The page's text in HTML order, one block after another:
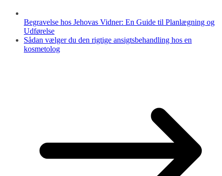
Begravelse hos Jehovas Vidner: En Guide til Planlægning og
Udførelse
Sådan vælger du den rigtige ansigtsbehandling hos en
kosmetolog